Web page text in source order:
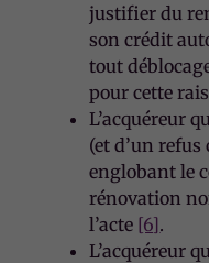
justifier du
son crédit
tout
pour cette
L’acquéreur
(et d’un
englobant le
rénovation
l’acte [6].
L’acquéreur